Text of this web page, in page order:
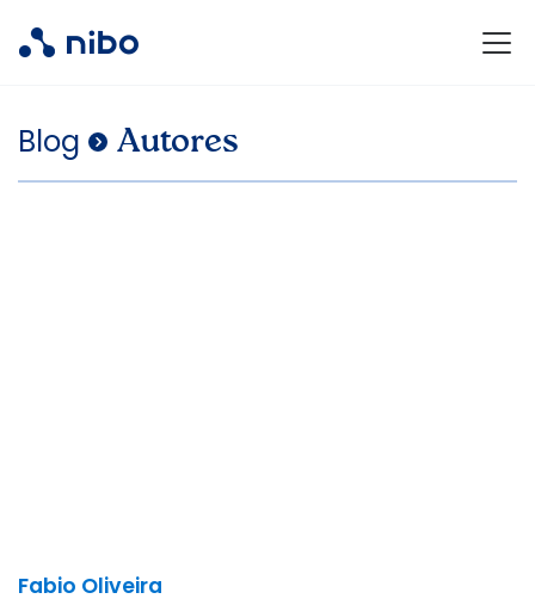
Blog Autores
Fabio Oliveira